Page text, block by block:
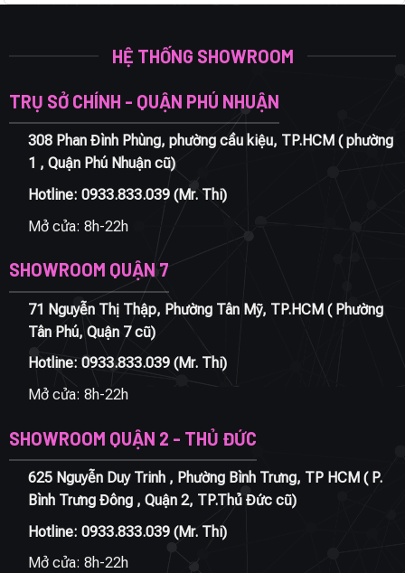
HỆ THỐNG SHOWROOM
TRỤ SỞ CHÍNH - QUẬN PHÚ NHUẬN
308 Phan Đình Phùng, phường cầu kiệu, TP.HCM ( phường
1 , Quận Phú Nhuận cũ)
Hotline: 0933.833.039(Mr. Thi)
Mở cửa: 8h-22h
SHOWROOM QUẬN 7
71 Nguyễn Thị Thập, Phường Tân Mỹ, TP.HCM ( Phường
Tân Phú, Quận 7 cũ)
Hotline: 0933.833.039(Mr. Thi)
Mở cửa: 8h-22h
SHOWROOM QUẬN 2 - THỦ ĐỨC
625 Nguyễn Duy Trinh , Phường Bình Trưng, TP HCM ( P.
Bình Trưng Đông , Quận 2, TP.Thủ Đức cũ)
Hotline: 0933.833.039(Mr. Thi)
Mở cửa: 8h-22h